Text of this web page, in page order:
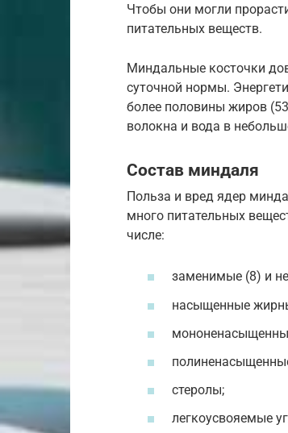
Чтобы они могли
питательных веществ.
Миндальные косточки
суточной нормы.
более половины жиров
волокна и вода в
Состав миндаля
Польза и вред ядер
много питательных
числе:
заменимые (8) и
насыщенные
стеролы;
легкоусвояемые